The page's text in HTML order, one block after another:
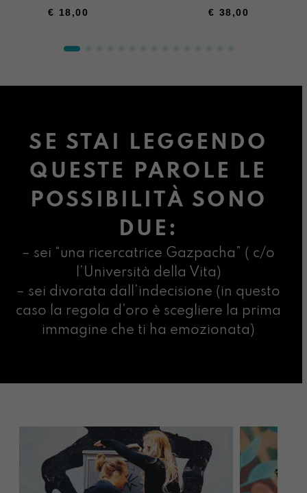
€ 18,00 € 38,00
SE STAI LEGGENDO
QUESTE PAROLE LE
POSSIBILITÀ SONO
DUE:
– sei “una ricercatrice Gazpacha” ( c/o
l’Università della Vita)
– sei divorata dall’indecisione (in questo
caso la regola d’oro è scegliere la prima
immagine che ti ha emozionata)